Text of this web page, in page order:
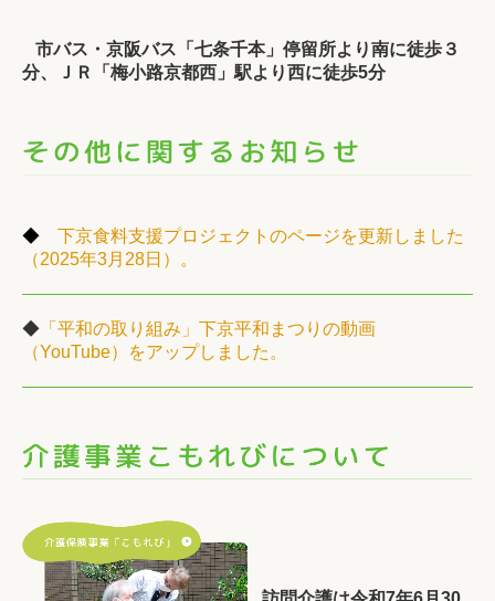
市バス・京阪バス「七条千本」停留所より南に徒歩３
分、ＪＲ「梅小路京都西」駅より西に徒歩5分
◆ 下京食料支援プロジェクトのページを更新しました
（2025年3月28日）。
◆ 「平和の取り組み」下京平和まつりの動画
（YouTube）をアップしました。